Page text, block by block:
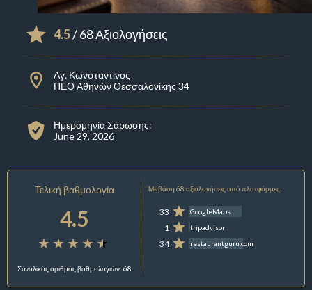
4.5/ 68 Αξιολογήσεις
Αγ. Κωνσταντίνος
ΠΕΟ Αθηνών Θεσσαλονίκης 34
Ημερομηνία Σάρωσης:
June 29, 2026
Τελική βαθμολογία
4.5
Συνολικός αριθμός βαθμολογιών: 68
Με βάση 68 αξιολογήσεις από πλατφόρμες:
33 GoogleMaps
1 tripadvisor
34 restaurantguru.com